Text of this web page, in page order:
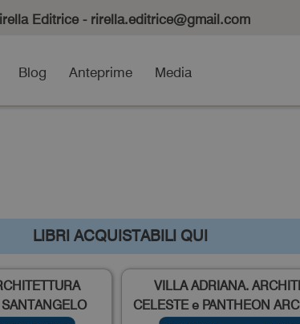
Editrice - rirella.editrice@gmail.com
Blog Anteprime Media
LIBRI ACQUISTABILI QUI
VILLA ADRIANA.
CELESTE e PANTHEON